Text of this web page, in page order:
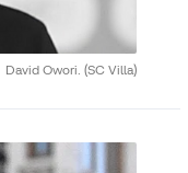
David Owori. (SC Villa)